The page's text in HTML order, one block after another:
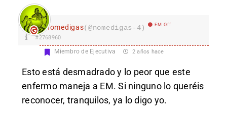
nomedigas(@nomedigas-4) EM Off
#2768960
Miembro de Ejecutiva 2 años hace
Esto está desmadrado y lo peor que este
enfermo maneja a EM. Si ninguno lo queréis
reconocer, tranquilos, ya lo digo yo.